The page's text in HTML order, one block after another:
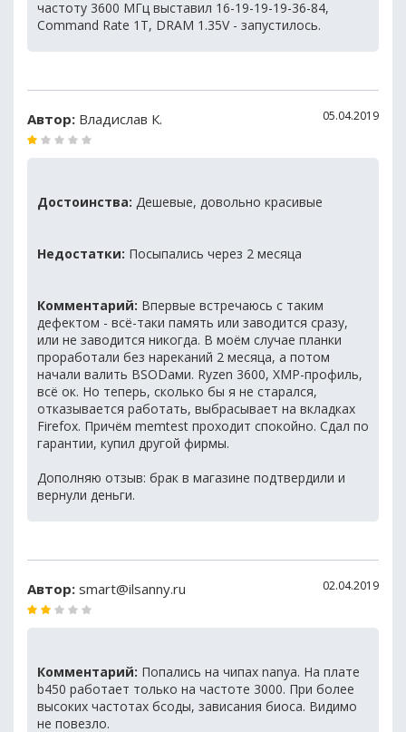
частоту 3600 МГц выставил 16-19-19-19-36-84,
Command Rate 1T, DRAM 1.35V - запустилось.
Автор: Владислав К. 05.04.2019
Достоинства: Дешевые, довольно красивые
Недостатки: Посыпались через 2 месяца
Комментарий: Впервые встречаюсь с таким
дефектом - всё-таки память или заводится сразу,
или не заводится никогда. В моём случае планки
проработали без нареканий 2 месяца, а потом
начали валить BSODами. Ryzen 3600, XMP-профиль,
всё ок. Но теперь, сколько бы я не старался,
отказывается работать, выбрасывает на вкладках
Firefox. Причём memtest проходит спокойно. Сдал по
гарантии, купил другой фирмы.
Дополняю отзыв: брак в магазине подтвердили и
вернули деньги.
Автор: smart@ilsanny.ru 02.04.2019
Комментарий: Попались на чипах nanya. На плате
b450 работает только на частоте 3000. При более
высоких частотах бсоды, зависания биоса. Видимо
не повезло.